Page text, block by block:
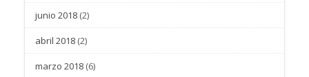
junio 2018 (2)
abril 2018 (2)
marzo 2018 (6)